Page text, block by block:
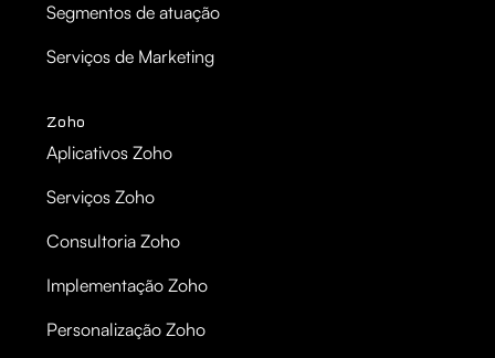
Segmentos de atuação
Serviços de Marketing
Zoho
Aplicativos Zoho
Serviços Zoho
Consultoria Zoho
Implementação Zoho
Personalização Zoho